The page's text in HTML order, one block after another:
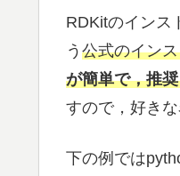
RDKitのインス
う 公式のイン
が簡単で，推
すので，好き
下の例では